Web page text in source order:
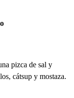
pizca de sal y
cátsup y mostaza.